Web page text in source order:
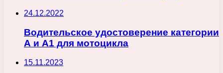
24.12.2022
Водительское удостоверение категории
А и А1 для мотоцикла
15.11.2023